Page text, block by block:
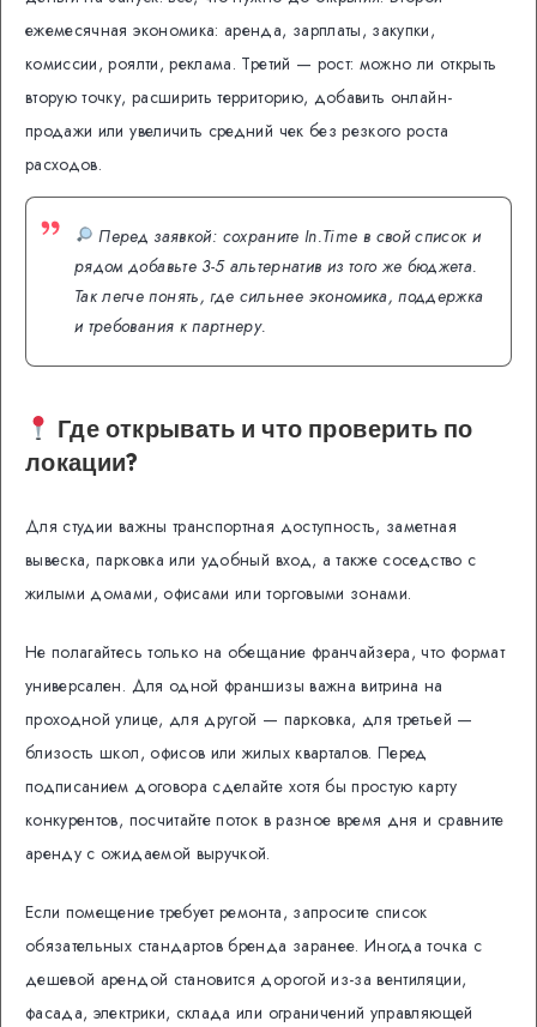
ежемесячная экономика: аренда, зарплаты, закупки,
комиссии, роялти, реклама. Третий — рост: можно ли открыть
вторую точку, расширить территорию, добавить онлайн-
продажи или увеличить средний чек без резкого роста
расходов.
Перед заявкой: сохраните In.Time в свой список и
рядом добавьте 3-5 альтернатив из того же бюджета.
Так легче понять, где сильнее экономика, поддержка
и требования к партнеру.
Где открывать и что проверить по
локации?
Для студии важны транспортная доступность, заметная
вывеска, парковка или удобный вход, а также соседство с
жилыми домами, офисами или торговыми зонами.
Не полагайтесь только на обещание франчайзера, что формат
универсален. Для одной франшизы важна витрина на
проходной улице, для другой — парковка, для третьей —
близость школ, офисов или жилых кварталов. Перед
подписанием договора сделайте хотя бы простую карту
конкурентов, посчитайте поток в разное время дня и сравните
аренду с ожидаемой выручкой.
Если помещение требует ремонта, запросите список
обязательных стандартов бренда заранее. Иногда точка с
дешевой арендой становится дорогой из-за вентиляции,
фасада, электрики, склада или ограничений управляющей